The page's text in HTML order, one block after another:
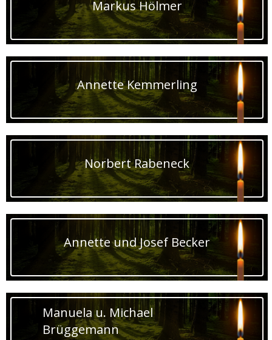
Markus Hölmer
Annette Kemmerling
Norbert Rabeneck
Annette und Josef Becker
Manuela u. Michael
Brüggemann